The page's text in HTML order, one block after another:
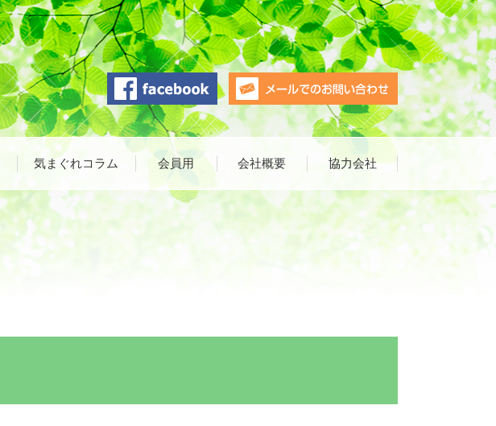
気まぐれコラム 会員用 会社概要 協力会社